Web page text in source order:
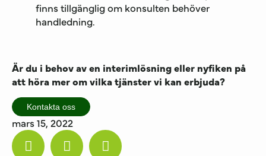
finns tillgänglig om konsulten behöver
handledning.
Är du i behov av en interimlösning eller nyfiken på
att höra mer om vilka tjänster vi kan erbjuda?
Kontakta oss
mars 15, 2022